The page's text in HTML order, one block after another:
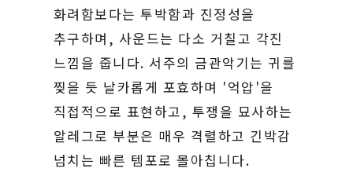
화려함보다는 투박함과 진정성을
추구하며, 사운드는 다소 거칠고 각진
느낌을 줍니다. 서주의 금관악기는 귀를
찢을 듯 날카롭게 포효하며 '억압'을
직접적으로 표현하고, 투쟁을 묘사하는
알레그로 부분은 매우 격렬하고 긴박감
넘치는 빠른 템포로 몰아칩니다.